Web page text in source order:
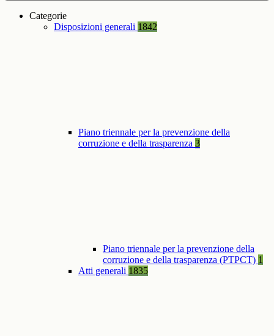
Categorie
Disposizioni generali 1842
Piano triennale per la prevenzione della
corruzione e della trasparenza 3
Piano triennale per la prevenzione della
corruzione e della trasparenza (PTPCT) 1
Atti generali 1835